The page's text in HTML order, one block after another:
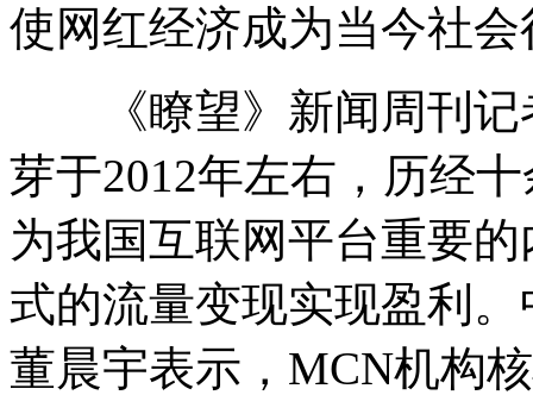
使网红经济成为当今社
《瞭望》新闻周刊记
芽于2012年左右，历经
为我国互联网平台重要
式的流量变现实现盈利
董晨宇表示，MCN机构